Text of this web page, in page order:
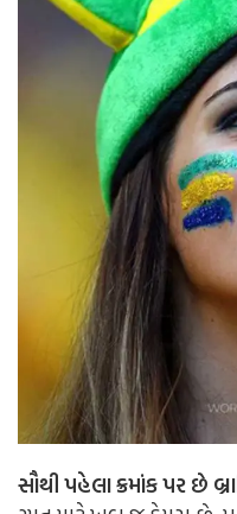
સૌથી પહેલા ક્રમાંક પર છે